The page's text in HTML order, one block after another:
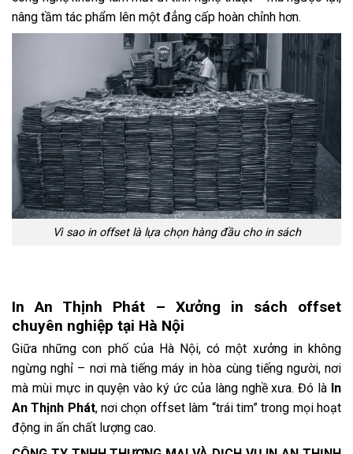
nâng tầm tác phẩm lên một đẳng cấp hoàn chỉnh hơn.
Vì sao in offset là lựa chọn hàng đầu cho in sách
In An Thịnh Phát – Xưởng in sách offset
chuyên nghiệp tại Hà Nội
Giữa những con phố của Hà Nội, có một xưởng in không
ngừng nghỉ – nơi mà tiếng máy in hòa cùng tiếng người, nơi
mà mùi mực in quyện vào ký ức của làng nghề xưa. Đó là In
An Thịnh Phát, nơi chọn offset làm “trái tim” trong mọi hoạt
động in ấn chất lượng cao.